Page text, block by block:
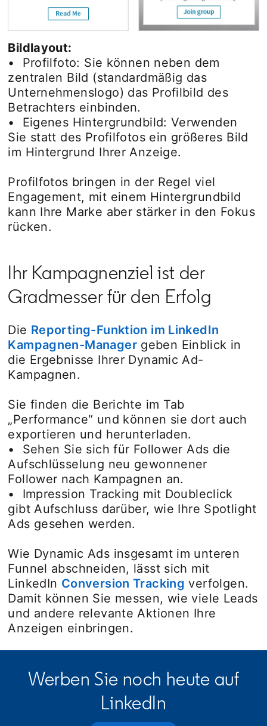
Bildlayout:
• Profilfoto: Sie können neben dem
zentralen Bild (standardmäßig das
Unternehmenslogo) das Profilbild des
Betrachters einbinden.
• Eigenes Hintergrundbild: Verwenden
Sie statt des Profilfotos ein größeres Bild
im Hintergrund Ihrer Anzeige.
Profilfotos bringen in der Regel viel
Engagement, mit einem Hintergrundbild
kann Ihre Marke aber stärker in den Fokus
rücken.
Ihr Kampagnenziel ist der
Gradmesser für den Erfolg
Die Reporting-Funktion im LinkedIn
Kampagnen-Managergeben Einblick in
die Ergebnisse Ihrer Dynamic Ad-
Kampagnen.
Sie finden die Berichte im Tab
„Performance“ und können sie dort auch
exportieren und herunterladen.
• Sehen Sie sich für Follower Ads die
Aufschlüsselung neu gewonnener
Follower nach Kampagnen an.
• Impression Tracking mit Doubleclick
gibt Aufschluss darüber, wie Ihre Spotlight
Ads gesehen werden.
Wie Dynamic Ads insgesamt im unteren
Funnel abschneiden, lässt sich mit
LinkedIn Conversion Tracking verfolgen.
Damit können Sie messen, wie viele Leads
und andere relevante Aktionen Ihre
Anzeigen einbringen.
Werben Sie noch heute auf
LinkedIn